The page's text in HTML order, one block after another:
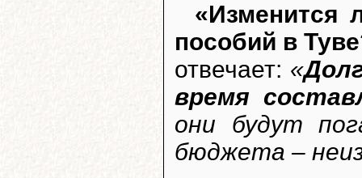
«Изменится
пособий в
отвечает: «
время
они будут
бюджета –